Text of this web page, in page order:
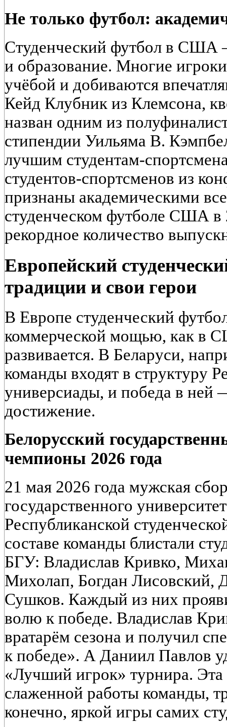
Не только футбол:
Студенческий футбол в США
и образование. Многие
учёбой и добиваются
Кейд Клубник из Клемсона,
назван одним из
стипендии Уильяма В.
лучшим студентам-
студентов-спортсменов из
признаны академическими
студенческом футболе США в
рекордное количество
Европейский
традиции и свои герои
В Европе студенческий
коммерческой мощью, как в
развивается. В Беларуси,
команды входят в структуру
универсиады, и победа в ней
достижение.
Белорусский
чемпионы 2026 года
21 мая 2026 года мужская
государственного
Республиканской
составе команды блистали
БГУ: Владислав Кривко,
Михолап, Богдан Лисовский,
Сушков. Каждый из них
волю к победе. Владислав
вратарём сезона и получил
к победе». А Даниил Павлов
«Лучший игрок» турнира. Эта
слаженной работы команды,
конечно, яркой игры самих